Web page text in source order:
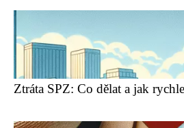
Ztráta SPZ: Co dělat a jak